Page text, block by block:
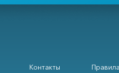
Контакты